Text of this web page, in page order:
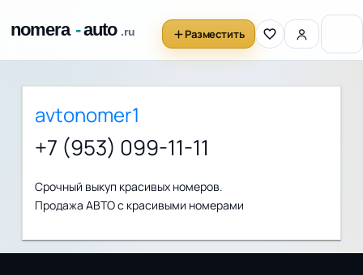
Разместить
avtonomer1
+7 (953) 099-11-11
Срочный выкуп красивых номеров.
Продажа АВТО с красивыми номерами